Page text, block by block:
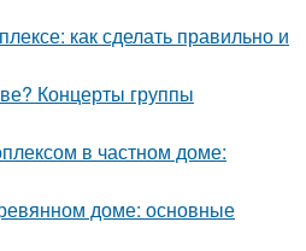
как сделать правильно и
Концерты группы
в частном доме:
доме: основные